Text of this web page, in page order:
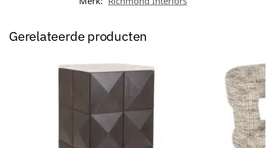
Gerelateerde producten